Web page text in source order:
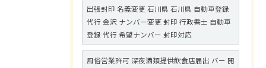
出張封印 名義変更 石川県 石川県 自動車登録
代行 金沢 ナンバー変更 封印 行政書士 自動車
登録 代行 希望ナンバー 封印対応
風俗営業許可 深夜酒類提供飲食店届出 バー 開